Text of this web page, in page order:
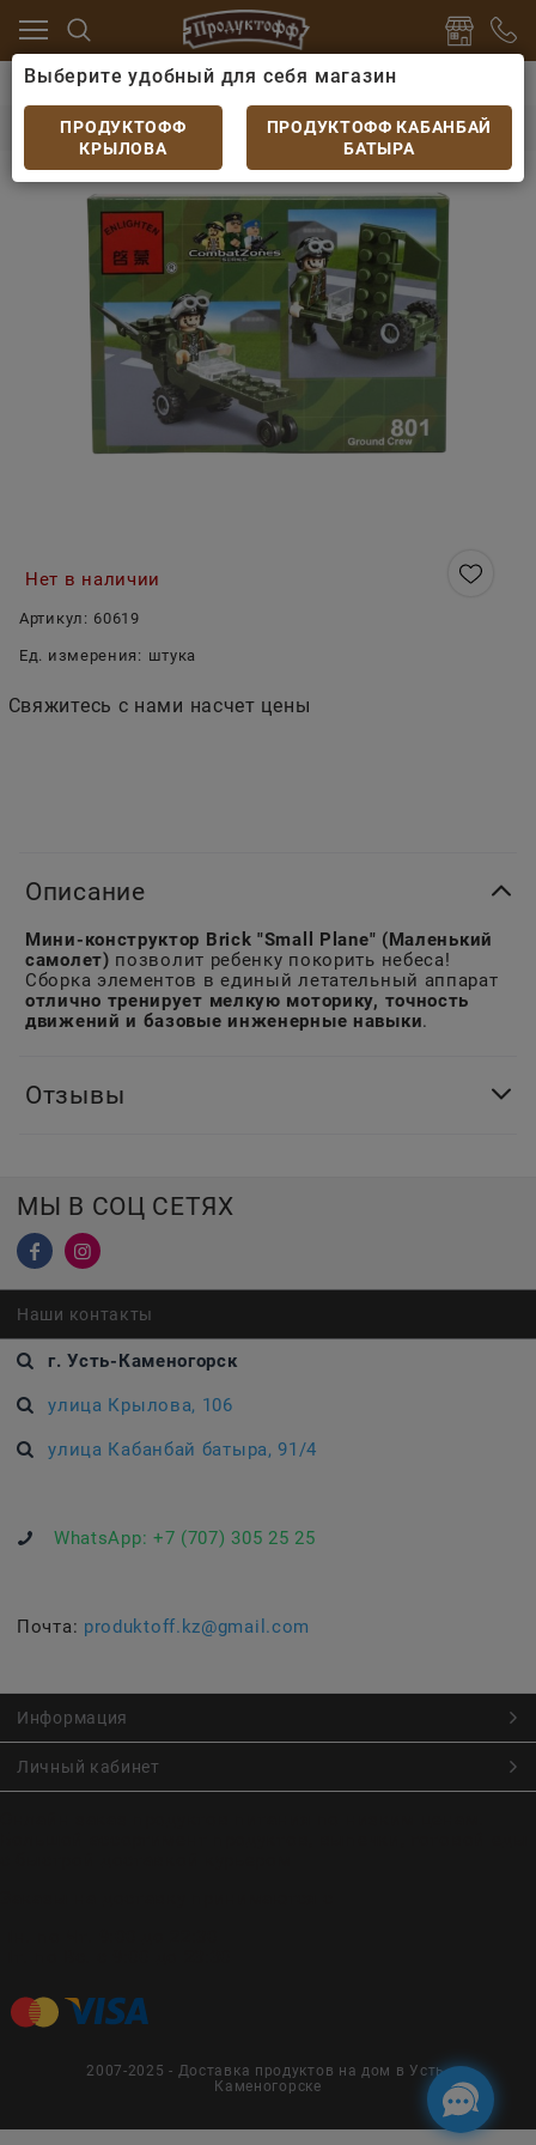
Игрушки
Конструктор Brick Small Plane, 801,
Конструктор Brick Small Plane, 801, 25шт, 6+
Нет в наличии
Артикул: 60619
Ед. измерения: штука
Свяжитесь с нами насчет цены
Описание
Мини-конструктор Brick "Small Plane" (Маленький
самолет) позволит ребенку покорить небеса!
Сборка элементов в единый летательный аппарат
отлично тренирует мелкую моторику, точность
движений и базовые инженерные навыки.
Отзывы
МЫ В СОЦ СЕТЯХ
Наши контакты
г. Усть-Каменогорск
улица Крылова, 106
улица Кабанбай батыра, 91/4
WhatsApp: +7 (707) 305 25 25
Почта: produktoff.kz@gmail.com
Информация
Личный кабинет
2007-2025 - Доставка продуктов на дом в Усть-
Каменогорске
Выберите удобный для себя магазин
ПРОДУКТОФФ
КРЫЛОВА
ПРОДУКТОФФ КАБАНБАЙ
БАТЫРА